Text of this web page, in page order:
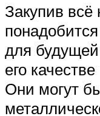
Закупив всё
для
его
Они могут